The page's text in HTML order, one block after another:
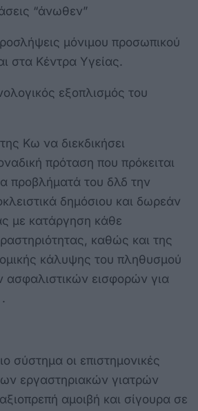
“άνωθεν”
μόνιμου προσωπικού
στα Κέντρα Υγείας.
εξοπλισμός του
Κω να διεκδικήσει
πρόταση που πρόκειται
προβλήματά του δλδ την
δημόσιου και δωρεάν
με κατάργηση κάθε
καθώς και της
κάλυψης του πληθυσμού
ασφαλιστικών εισφορών για
σύστημα οι επιστημονικές
εργαστηριακών γιατρών
αμοιβή και σίγουρα σε